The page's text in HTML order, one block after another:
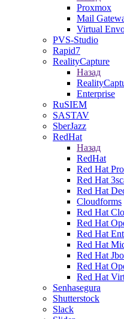
Proxmox
Mail
Virtual
PVS-Studio
Rapid7
RealityCapture
Назад
Enterprise
RuSIEM
SASTAV
SberJazz
RedHat
Назад
RedHat
Red Hat
Red Hat
Red Hat
Cloudforms
Red Hat
Red Hat
Red Hat
Red Hat
Red Hat
Red Hat
Red Hat
Senhasegura
Shutterstock
Slack